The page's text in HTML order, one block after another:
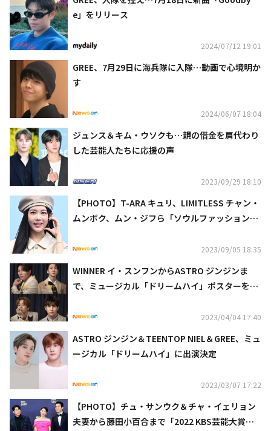
e」をリリース
2024/07/12 19:01
GREE、7月29日に海兵隊に入隊…動画で心境明か
す
2024/06/07 18:04
ジュンス＆キム・ウソクも…親の借金を肩代わり
した芸能人たちに応援の声
2023/09/29 18:10
【PHOTO】T-ARA キュリ、LIMITLESS チャン・
ムンボク、ムン・ジフら「ソウルファッションウ
2023/09/05 18:35
WINNER イ・スンフンからASTRO ジンジンま
で、ミュージカル「ドリームハイ」ポスターを公
2023/04/04 17:40
ASTRO ジンジン＆TEENTOP NIEL＆GREE、ミュ
ージカル「ドリームハイ」に出演決定
2023/03/07 17:22
【PHOTO】チュ・サンウク＆チャ・イェリョン
夫妻から藤田小百合まで「2022 KBS芸能大賞」